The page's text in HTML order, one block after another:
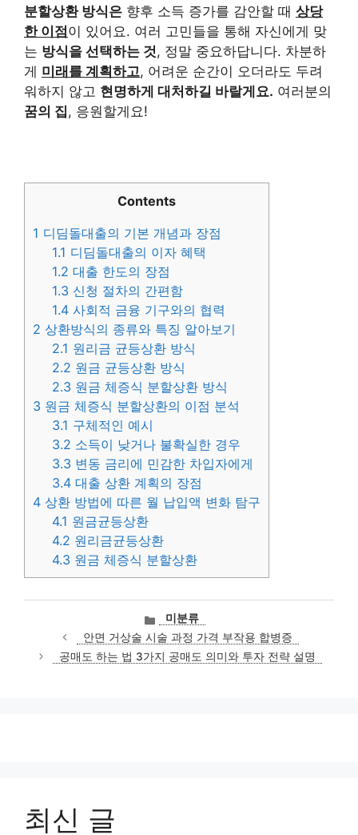
분할상환 방식은 향후 소득 증가를 감안할 때 상당
한 이점이 있어요. 여러 고민들을 통해 자신에게 맞
는 방식을 선택하는 것, 정말 중요하답니다. 차분하
게 미래를 계획하고, 어려운 순간이 오더라도 두려
워하지 않고 현명하게 대처하길 바랄게요. 여러분의
꿈의 집, 응원할게요!
Contents
1 디딤돌대출의 기본 개념과 장점
1.1 디딤돌대출의 이자 혜택
1.2 대출 한도의 장점
1.3 신청 절차의 간편함
1.4 사회적 금융 기구와의 협력
2 상환방식의 종류와 특징 알아보기
2.1 원리금 균등상환 방식
2.2 원금 균등상환 방식
2.3 원금 체증식 분할상환 방식
3 원금 체증식 분할상환의 이점 분석
3.1 구체적인 예시
3.2 소득이 낮거나 불확실한 경우
3.3 변동 금리에 민감한 차입자에게
3.4 대출 상환 계획의 장점
4 상환 방법에 따른 월 납입액 변화 탐구
4.1 원금균등상환
4.2 원리금균등상환
4.3 원금 체증식 분할상환
카
테
고
리
미분류
안면 거상술 시술 과정 가격 부작용 합병증
공매도 하는 법 3가지 공매도 의미와 투자 전략 설명
최신 글